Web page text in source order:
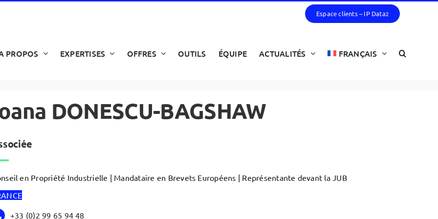
Espace clients – IP Data2
PROPOS EXPERTISES OFFRES OUTILS ÉQUIPE ACTUALITÉS FRANÇAIS
DONESCU-BAGSHAW
en Propriété Industrielle | Mandataire en Brevets Européens | Représentante devant la JUB
+33 (0)2 99 65 94 48